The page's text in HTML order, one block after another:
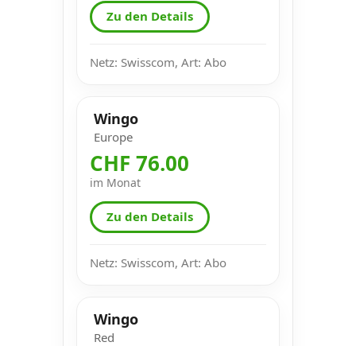
Zu den Details
Netz: Swisscom, Art: Abo
Wingo
Europe
CHF 76.00
im Monat
Zu den Details
Netz: Swisscom, Art: Abo
Wingo
Red